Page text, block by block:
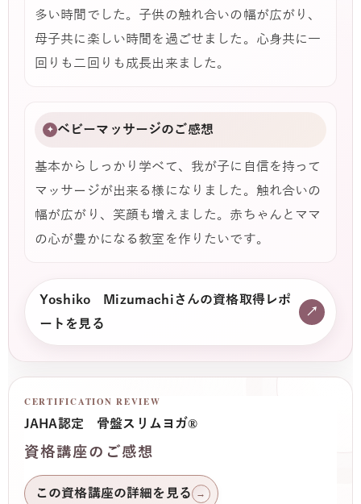
多い時間でした。子供の触れ合いの幅が広がり、
母子共に楽しい時間を過ごせました。心身共に一
回りも二回りも成長出来ました。
✦ ベビーマッサージのご感想
基本からしっかり学べて、我が子に自信を持って
マッサージが出来る様になりました。触れ合いの
幅が広がり、笑顔も増えました。赤ちゃんとママ
の心が豊かになる教室を作りたいです。
Yoshiko Mizumachiさんの資格取得レポ
ートを見る
↗
CERTIFICATION REVIEW
JAHA認定 骨盤スリムヨガ®
資格講座のご感想
この資格講座の詳細を見る →